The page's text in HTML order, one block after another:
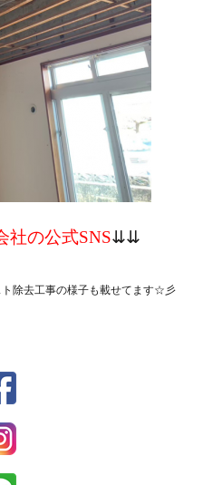
社の公式SNS⇊⇊
除去工事の様子も載せてます☆彡